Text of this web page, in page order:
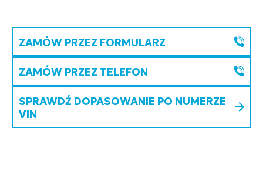
ZAMÓW PRZEZ FORMULARZ
ZAMÓW PRZEZ TELEFON
SPRAWDŹ DOPASOWANIE PO NUMERZE
VIN